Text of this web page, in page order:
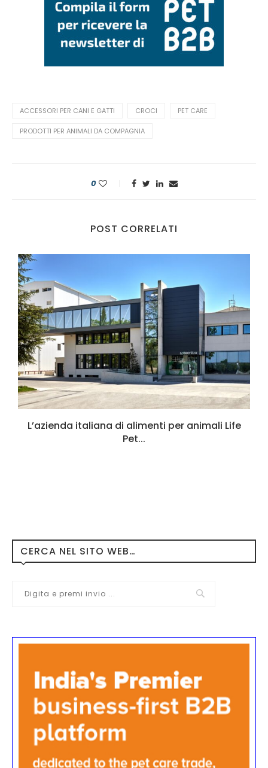
ACCESSORI PER CANI E GATTI CROCI PET CARE
PRODOTTI PER ANIMALI DA COMPAGNIA
0
POST CORRELATI
L’azienda italiana di alimenti per animali Life
Pet...
CERCA NEL SITO WEB…